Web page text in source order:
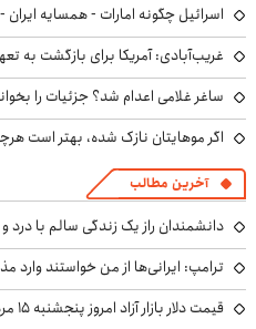
اسرائیل چگونه امارات - همسایه
غریب‌آبادی: آمریکا برای بازگشت به
ساغر غلامی اعدام شد؟ جزئیات را
اگر موهایتان نازک شده، بهتر است
آخرین مطالب
دانشمندان راز یک زندگی سالم با
ترامپ: ایرانی‌ها از من خواستند وارد
قیمت دلار بازار آزاد امروز پنجشنبه ۱۵ مرداد ۱۴۰۵ +جدول